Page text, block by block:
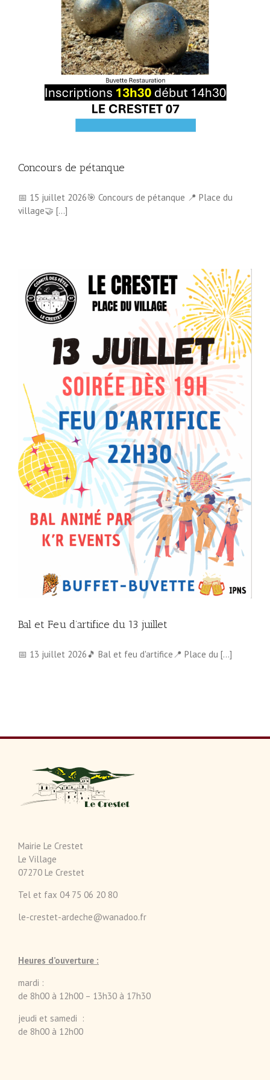
Concours de pétanque
📅 15 juillet 2026🎯 Concours de pétanque 📍 Place du
village🤝 [...]
Bal et Feu d’artifice du 13 juillet
📅 13 juillet 2026🎵 Bal et feu d'artifice📍 Place du [...]
Mairie Le Crestet
Le Village
07270 Le Crestet
Tel et fax 04 75 06 20 80
le-crestet-ardeche@wanadoo.fr
Heures d’ouverture :
mardi :
de 8h00 à 12h00 – 13h30 à 17h30
jeudi et samedi :
de 8h00 à 12h00